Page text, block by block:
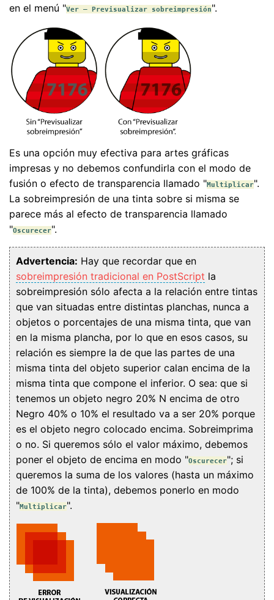
en el menú "Ver – Previsualizar sobreimpresión".
Es una opción muy efectiva para artes gráficas
impresas y no debemos confundirla con el modo de
fusión o efecto de transparencia llamado "Multiplicar".
La sobreimpresión de una tinta sobre si misma se
parece más al efecto de transparencia llamado
"Oscurecer".
Advertencia: Hay que recordar que en
sobreimpresión tradicional en PostScript la
sobreimpresión sólo afecta a la relación entre tintas
que van situadas entre distintas planchas, nunca a
objetos o porcentajes de una misma tinta, que van
en la misma plancha, por lo que en esos casos, su
relación es siempre la de que las partes de una
misma tinta del objeto superior calan encima de la
misma tinta que compone el inferior. O sea: que si
tenemos un objeto negro 20% N encima de otro
Negro 40% o 10% el resultado va a ser 20% porque
es el objeto negro colocado encima. Sobreimprima
o no. Si queremos sólo el valor máximo, debemos
poner el objeto de encima en modo "Oscurecer"; si
queremos la suma de los valores (hasta un máximo
de 100% de la tinta), debemos ponerlo en modo
"Multiplicar".